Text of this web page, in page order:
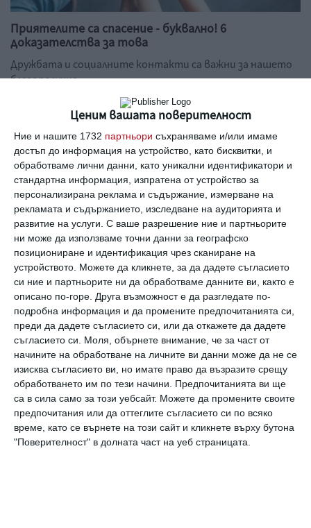
Ценим вашата поверителност
Ние и нашите 1732 партньори съхраняваме и/или имаме
достъп до информация на устройство, като бисквитки, и
обработваме лични данни, като уникални идентификатори и
стандартна информация, изпратена от устройство за
персонализирана реклама и съдържание, измерване на
рекламата и съдържанието, изследване на аудиторията и
развитие на услуги. С ваше разрешение ние и партньорите
ни може да използваме точни данни за географско
позициониране и идентификация чрез сканиране на
устройството. Можете да кликнете, за да дадете съгласието
си ние и партньорите ни да обработваме данните ви, както е
описано по-горе. Друга възможност е да разгледате по-
подробна информация и да промените предпочитанията си,
преди да дадете съгласието си, или да откажете да дадете
съгласието си. Моля, обърнете внимание, че за част от
начините на обработване на личните ви данни може да не се
изисква съгласието ви, но имате право да възразите срещу
обработването им по тези начини. Предпочитанията ви ще
са в сила само за този уебсайт. Можете да промените своите
предпочитания или да оттеглите съгласието си по всяко
време, като се върнете на този сайт и кликнете върху бутона
"Поверителност" в долната част на уеб страницата.
Приятелите са спасение - буквално! 6
доказателства за това
Дружбата и социалните контакти са важни за нашето
благополучие
Бъдещите майки са като котенцата – умиляват
всички
14 доказателства, че бременността е велико
преживяване
07 юни 2019 г.